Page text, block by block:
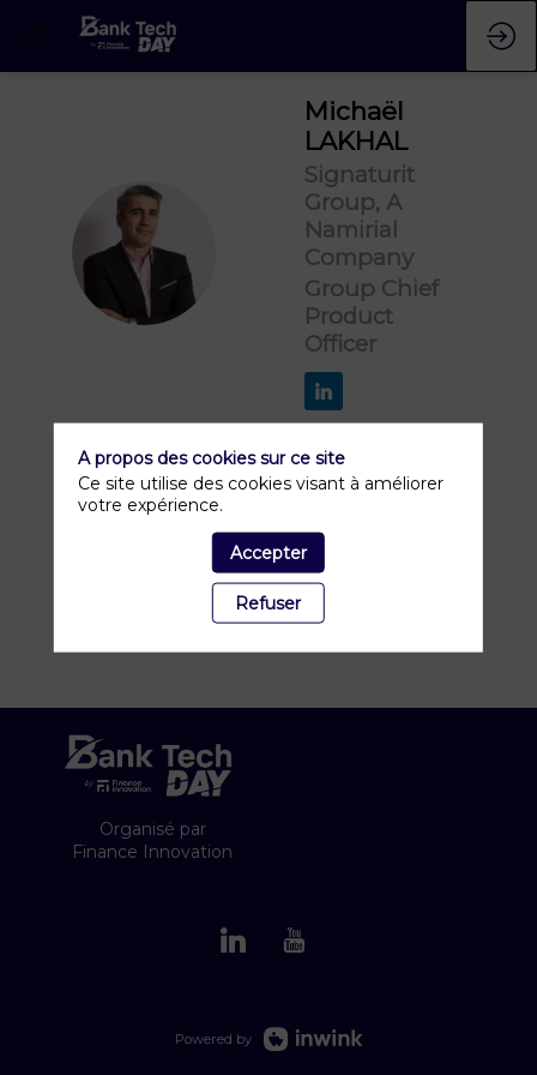
ML
Michaël
LAKHAL
Signaturit
Group, A
Namirial
Company
Group Chief
Product
Officer
Organisé par
Finance Innovation
Powered by
A propos des cookies sur ce site
Ce site utilise des cookies visant à améliorer
votre expérience.
Accepter
Refuser